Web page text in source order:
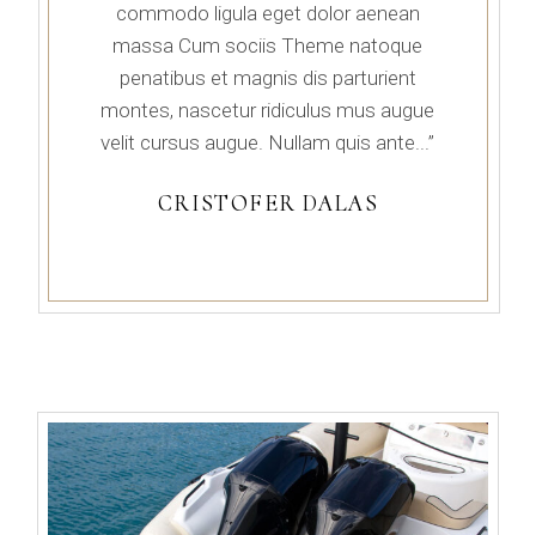
commodo ligula eget dolor aenean
massa Cum sociis Theme natoque
penatibus et magnis dis parturient
montes, nascetur ridiculus mus augue
velit cursus augue. Nullam quis ante...”
CRISTOFER DALAS